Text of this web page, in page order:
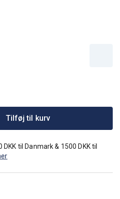
Tilføj til kurv
til Danmark & 1500 DKK til